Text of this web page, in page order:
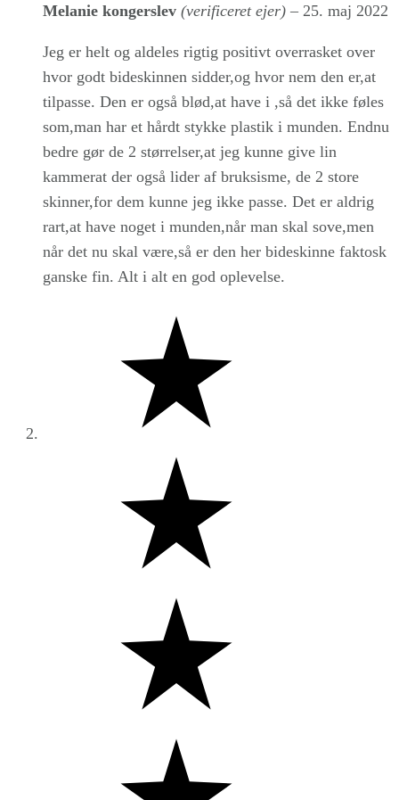
Melanie kongerslev (verificeret ejer) – 25. maj 2022
Jeg er helt og aldeles rigtig positivt overrasket over
hvor godt bideskinnen sidder,og hvor nem den er,at
tilpasse. Den er også blød,at have i ,så det ikke føles
som,man har et hårdt stykke plastik i munden. Endnu
bedre gør de 2 størrelser,at jeg kunne give lin
kammerat der også lider af bruksisme, de 2 store
skinner,for dem kunne jeg ikke passe. Det er aldrig
rart,at have noget i munden,når man skal sove,men
når det nu skal være,så er den her bideskinne faktosk
ganske fin. Alt i alt en god oplevelse.